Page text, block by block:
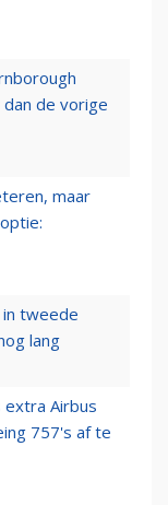
de vorige
maar
tweede
lang
Airbus
757's af te